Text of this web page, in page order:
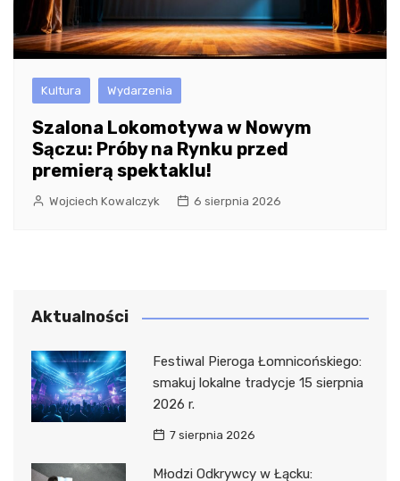
Kultura Wydarzenia
Szalona Lokomotywa w Nowym
Sączu: Próby na Rynku przed
premierą spektaklu!
Wojciech Kowalczyk 6 sierpnia 2026
Aktualności
Festiwal Pieroga Łomnicońskiego:
smakuj lokalne tradycje 15 sierpnia
2026 r.
7 sierpnia 2026
Młodzi Odkrywcy w Łącku: